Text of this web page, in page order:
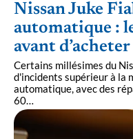
Nissan Juke
automatique :
avant d’acheter
Certains millésimes du
d'incidents supérieur à la
automatique, avec des
60…